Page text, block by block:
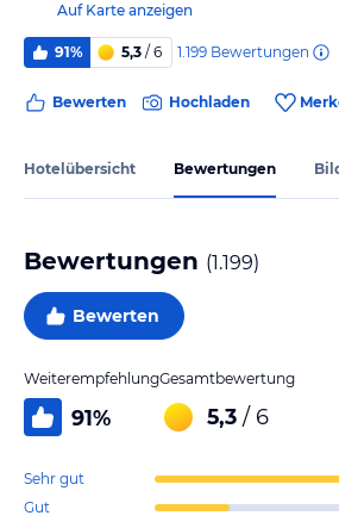
Auf Karte anzeigen
91% 5,3 / 6 1.199 Bewertungen
Bewerten Hochladen
Hotelübersicht Bewertungen
Bewertungen (1.199)
Bewerten
Weiterempfehlung
91%
Gesamtbewertung
5,3 / 6
Sehr gut
Gut